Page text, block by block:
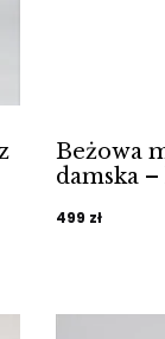
Beżowa
damska
499 zł